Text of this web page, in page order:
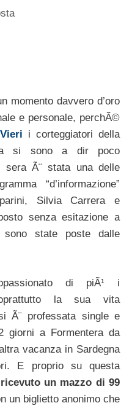
momento davvero d’oro
e personale, perchÃ©
i corteggiatori della
si sono a dir poco
sera Ã¨ stata una delle
“d’informazione”
Silvia Carrera e
senza esitazione a
state poste dalle
di piÃ¹ i
la sua vita
Ã¨ professata single e
giorni a Formentera da
vacanza in Sardegna
E proprio su questa
un mazzo di 99
un biglietto anonimo che